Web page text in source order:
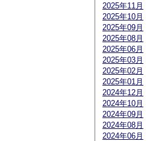
2025年11月
2025年10月
2025年09月
2025年08月
2025年06月
2025年03月
2025年02月
2025年01月
2024年12月
2024年10月
2024年09月
2024年08月
2024年06月